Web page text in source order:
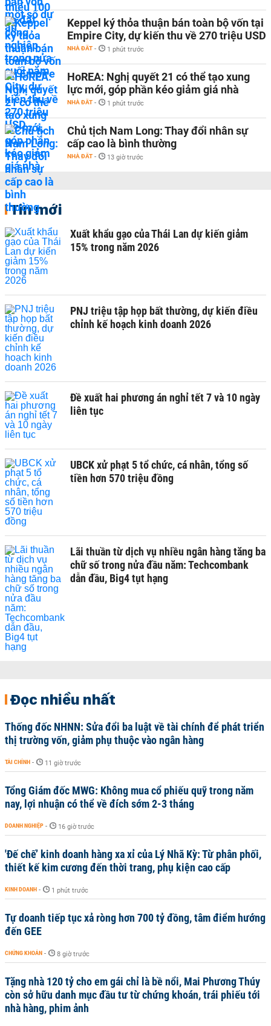
Keppel ký thỏa thuận bán toàn bộ vốn tại
Empire City, dự kiến thu về 270 triệu USD
NHÀ ĐẤT - 1 phút trước
HoREA: Nghị quyết 21 có thể tạo xung
lực mới, góp phần kéo giảm giá nhà
NHÀ ĐẤT - 1 phút trước
Chủ tịch Nam Long: Thay đổi nhân sự
cấp cao là bình thường
NHÀ ĐẤT - 13 giờ trước
Tin mới
Xuất khẩu gạo của Thái Lan dự kiến giảm
15% trong năm 2026
PNJ triệu tập họp bất thường, dự kiến điều
chỉnh kế hoạch kinh doanh 2026
Đề xuất hai phương án nghỉ tết 7 và 10 ngày
liên tục
UBCK xử phạt 5 tổ chức, cá nhân, tổng số
tiền hơn 570 triệu đồng
Lãi thuần từ dịch vụ nhiều ngân hàng tăng ba
chữ số trong nửa đầu năm: Techcombank
dẫn đầu, Big4 tụt hạng
Đọc nhiều nhất
Thống đốc NHNN: Sửa đổi ba luật về tài chính để phát triển
thị trường vốn, giảm phụ thuộc vào ngân hàng
TÀI CHÍNH - 11 giờ trước
Tổng Giám đốc MWG: Không mua cổ phiếu quỹ trong năm
nay, lợi nhuận có thể về đích sớm 2-3 tháng
DOANH NGHIỆP - 16 giờ trước
'Đế chế’ kinh doanh hàng xa xỉ của Lý Nhã Kỳ: Từ phân phối,
thiết kế kim cương đến thời trang, phụ kiện cao cấp
KINH DOANH - 1 phút trước
Tự doanh tiếp tục xả ròng hơn 700 tỷ đồng, tâm điểm hướng
đến GEE
CHỨNG KHOÁN - 8 giờ trước
Tặng nhà 120 tỷ cho em gái chỉ là bề nổi, Mai Phương Thúy
còn sở hữu danh mục đầu tư từ chứng khoán, trái phiếu tới
nhà hàng, phim ảnh